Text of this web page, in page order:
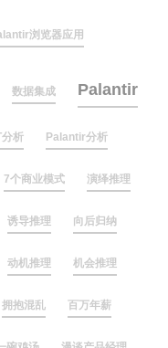
浏览器应用
数据集成 Palantir
析 Palantir分析
7个商业模式 演绎推理
诱导推理 向后归纳
动机推理 机会推理
拥抱混乱 百万年薪